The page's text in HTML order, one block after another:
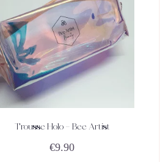
ACHETEZ DÉTAILS
Trousse Holo – Bee Artist
€9.90